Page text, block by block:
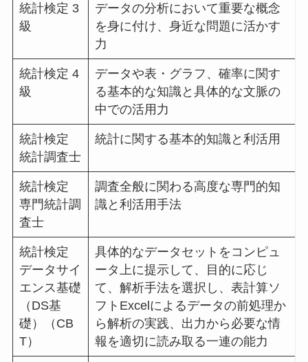
統計検定 3
級
データの分析において重要な概念
を身に付け、身近な問題に活かす
力
統計検定 4
級
データや表・グラフ、確率に関す
る基本的な知識と具体的な文脈の
中での活用力
統計検定
統計調査士
統計に関する基本的知識と利活用
統計検定
専門統計調
査士
調査全般に関わる高度な専門的知
識と利活用手法
統計検定
データサイ
エンス基礎
（DS基
礎）（CB
T）
具体的なデータセットをコンピュ
ータ上に提示して、目的に応じ
て、解析手法を選択し、表計算ソ
フトExcelによるデータの前処理か
ら解析の実践、出力から必要な情
報を適切に読み取る一連の能力